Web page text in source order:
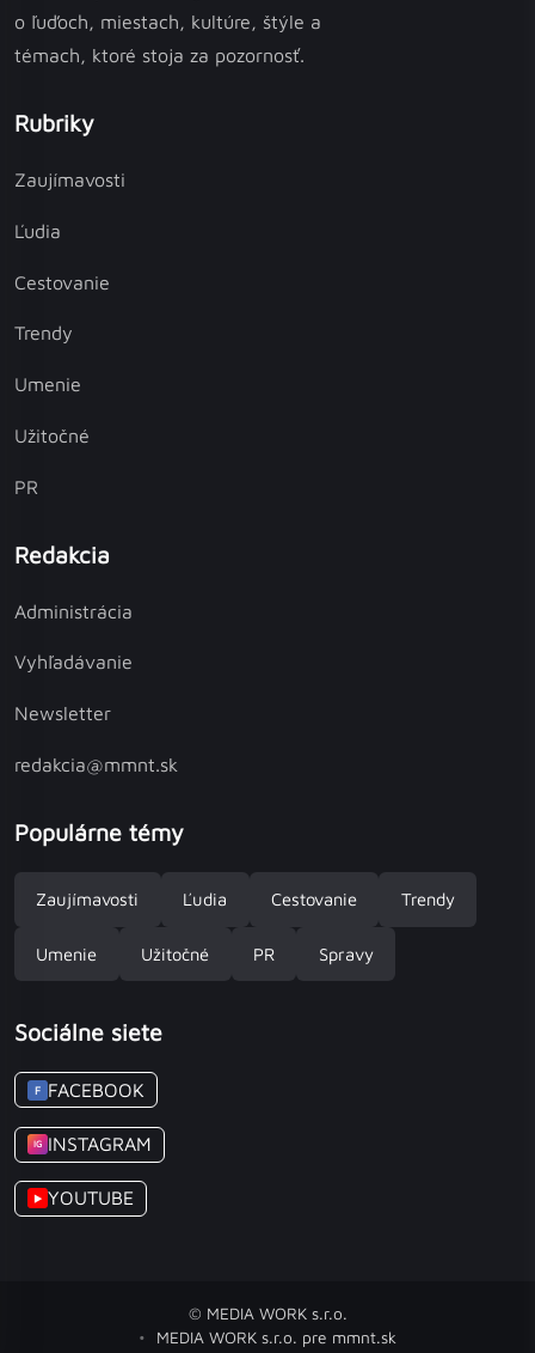
o ľuďoch, miestach, kultúre, štýle a
témach, ktoré stoja za pozornosť.
Rubriky
Zaujímavosti
Ľudia
Cestovanie
Trendy
Umenie
Užitočné
PR
Redakcia
Administrácia
Vyhľadávanie
Newsletter
redakcia@mmnt.sk
Populárne témy
Zaujímavosti Ľudia Cestovanie Trendy
Umenie Užitočné PR Spravy
Sociálne siete
F FACEBOOK
IG INSTAGRAM
▶ YOUTUBE
© MEDIA WORK s.r.o.
MEDIA WORK s.r.o. pre mmnt.sk